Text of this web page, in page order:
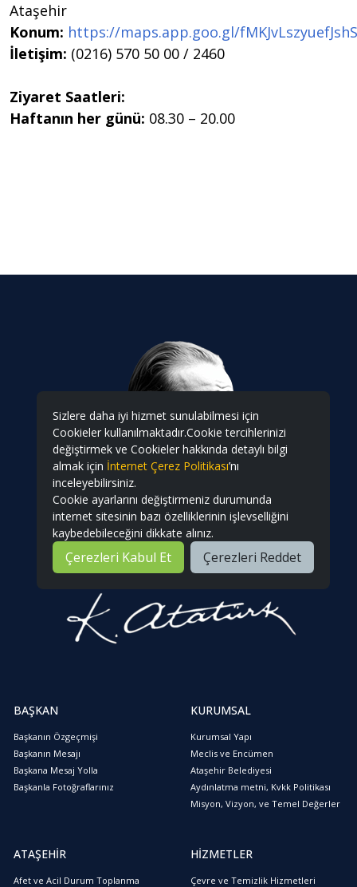
Ataşehir
Konum: https://maps.app.goo.gl/
İletişim: (0216) 570 50 00 / 2460
Ziyaret Saatleri:
Haftanın her günü: 08.30 – 20.00
Sizlere daha iyi hizmet sunulabilmesi için
Cookieler kullanılmaktadır.Cookie tercihlerinizi
değiştirmek ve Cookieler hakkında detaylı bilgi
almak için İnternet Çerez Politikası’nı
inceleyebilirsiniz.
Cookie ayarlarını değiştirmeniz durumunda
internet sitesinin bazı özelliklerinin işlevselliğini
kaybedebileceğini dikkate alınız.
Çerezleri Kabul Et Çerezleri Reddet
BAŞKAN
Başkanın Özgeçmişi
Başkanın Mesajı
Başkana Mesaj Yolla
Başkanla Fotoğraflarınız
KURUMSAL
Kurumsal Yapı
Meclis ve Encümen
Ataşehir Belediyesi
Aydınlatma metni, Kvkk Politikası
Misyon, Vizyon, ve Temel Değerler
ATAŞEHİR
Afet ve Acil Durum Toplanma
HİZMETLER
Çevre ve Temizlik Hizmetleri